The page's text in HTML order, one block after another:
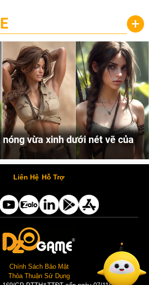
+
vừa xinh dưới nét vẽ của
Cùng đến với những hình ảnh Lala Croft của Tomb Raider dưới nét vẽ của AI. Một cô nàng xinh đẹp, nóng bỏng nhưng cũng rắn rỏi và mạnh mẽ.
Liên Hệ Hỗ Trợ
Chính Sách Bảo Mật
Thỏa Thuận Sử Dụng